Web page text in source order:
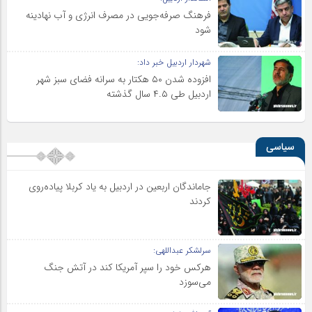
فرهنگ صرفه‌جویی در مصرف انرژی و آب نهادینه
شود
شهردار اردبیل خبر داد:
افزوده شدن ۵۰ هکتار به سرانه فضای سبز شهر
اردبیل طی ۴.۵ سال گذشته
سیاسی
جاماندگان اربعین در اردبیل به یاد کربلا پیاده‌روی
کردند
سرلشکر عبداللهی:
هرکس خود را سپر آمریکا کند در آتش جنگ
می‌سوزد